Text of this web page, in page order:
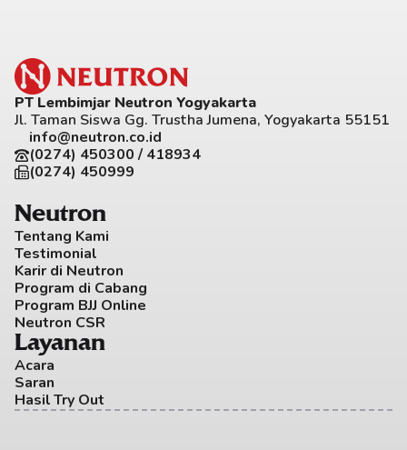
PT Lembimjar Neutron Yogyakarta
Jl. Taman Siswa Gg. Trustha Jumena, Yogyakarta 55151
info@neutron.co.id
(0274) 450300 / 418934
(0274) 450999
Neutron
Tentang Kami
Testimonial
Karir di Neutron
Program di Cabang
Program BJJ Online
Neutron CSR
Layanan
Acara
Saran
Hasil Try Out